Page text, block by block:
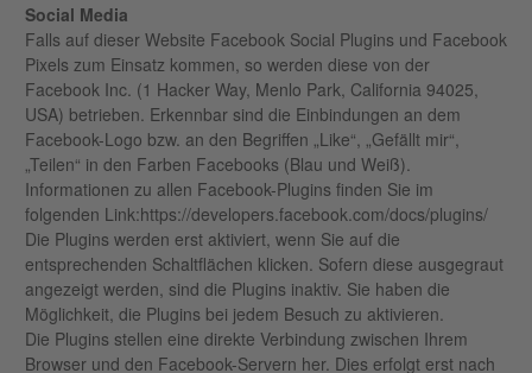
Social Media
Falls auf dieser Website Facebook Social Plugins und Facebook
Pixels zum Einsatz kommen, so werden diese von der
Facebook Inc. (1 Hacker Way, Menlo Park, California 94025,
USA) betrieben. Erkennbar sind die Einbindungen an dem
Facebook-Logo bzw. an den Begriffen „Like“, „Gefällt mir“,
„Teilen“ in den Farben Facebooks (Blau und Weiß).
Informationen zu allen Facebook-Plugins finden Sie im
folgenden Link:https://developers.facebook.com/docs/plugins/
Die Plugins werden erst aktiviert, wenn Sie auf die
entsprechenden Schaltflächen klicken. Sofern diese ausgegraut
angezeigt werden, sind die Plugins inaktiv. Sie haben die
Möglichkeit, die Plugins bei jedem Besuch zu aktivieren.
Die Plugins stellen eine direkte Verbindung zwischen Ihrem
Browser und den Facebook-Servern her. Dies erfolgt erst nach